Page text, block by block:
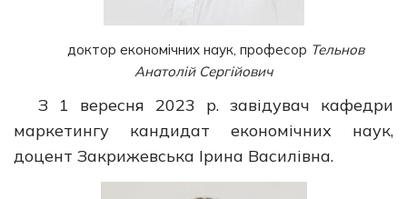
доктор економічних наук, професор Тельнов
Анатолій Сергійович
З 1 вересня 2023 р. завідувач кафедри
маркетингу кандидат економічних наук,
доцент Закрижевська Ірина Василівна.